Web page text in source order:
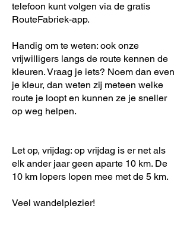
telefoon kunt volgen via de gratis
RouteFabriek-app.
Handig om te weten: ook onze
vrijwilligers langs de route kennen de
kleuren. Vraag je iets? Noem dan even
je kleur, dan weten zij meteen welke
route je loopt en kunnen ze je sneller
op weg helpen.
Let op, vrijdag: op vrijdag is er net als
elk ander jaar geen aparte 10 km. De
10 km lopers lopen mee met de 5 km.
Veel wandelplezier!